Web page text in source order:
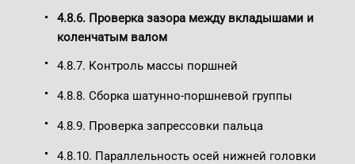
4.8.6. Проверка зазора между вкладышами и
коленчатым валом
4.8.7. Контроль массы поршней
4.8.8. Сборка шатунно-поршневой группы
4.8.9. Проверка запрессовки пальца
4.8.10. Параллельность осей нижней головки